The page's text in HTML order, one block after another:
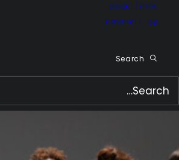
אוֹדוֹת | about
קֶשֶׁר | contact
Search